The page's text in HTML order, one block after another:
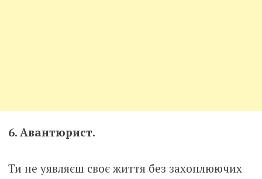
6. Авантюрист.
Ти не уявляєш своє життя без захоплюючих